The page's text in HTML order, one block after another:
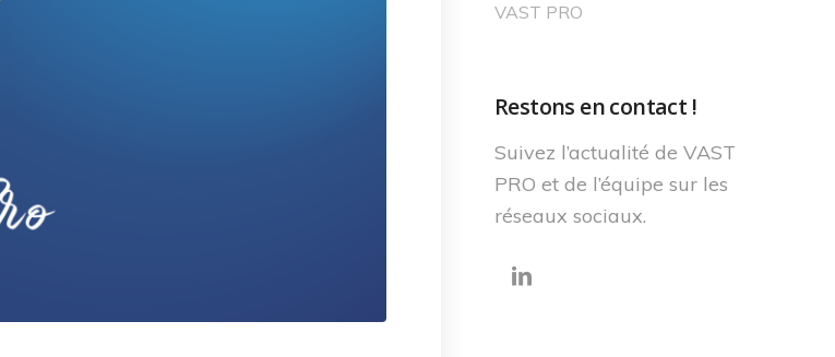
VAST PRO
Restons en contact !
Suivez l’actualité de VAST
PRO et de l’équipe sur les
réseaux sociaux.